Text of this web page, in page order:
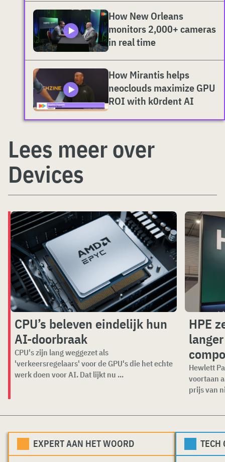
How New Orleans
monitors 2,000+ cameras
in real time
How Mirantis helps
neoclouds maximize GPU
ROI with k0rdent AI
Lees meer over
Devices
CPU’s beleven eindelijk hun
AI-doorbraak
CPU's zijn lang weggezet als
'verkeersregelaars' voor de GPU's die het echte
werk doen voor AI. Dat lijkt nu ...
HPE
Hewlett
voortaan
prijs van
EXPERT AAN HET WOORD TECH